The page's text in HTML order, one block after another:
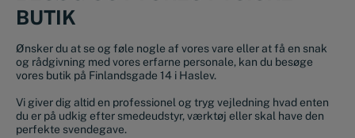
BUTIK
Ønsker du at se og føle nogle af vores vare eller at få en snak
og rådgivning med vores erfarne personale, kan du besøge
vores butik på Finlandsgade 14 i Haslev.
Vi giver dig altid en professionel og tryg vejledning hvad enten
du er på udkig efter smedeudstyr, værktøj eller skal have den
perfekte svendegave.